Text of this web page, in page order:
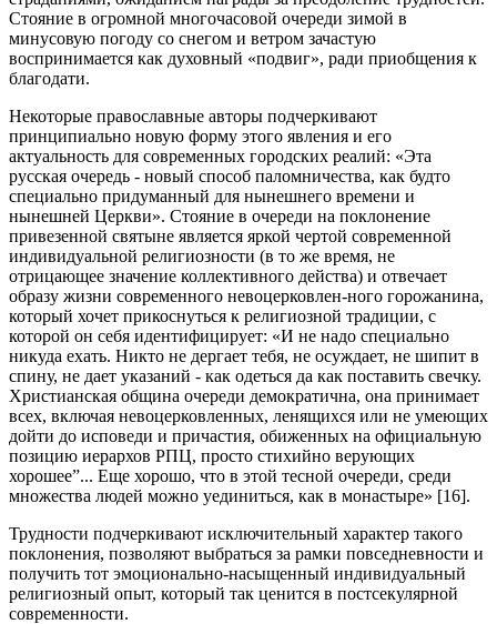
Стояние в огромной многочасовой очереди зимой в
минусовую погоду со снегом и ветром зачастую
воспринимается как духовный «подвиг», ради приобщения к
благодати.
Некоторые православные авторы подчеркивают
принципиально новую форму этого явления и его
актуальность для современных городских реалий: «Эта
русская очередь - новый способ паломничества, как будто
специально придуманный для нынешнего времени и
нынешней Церкви». Стояние в очереди на поклонение
привезенной святыне является яркой чертой современной
индивидуальной религиозности (в то же время, не
отрицающее значение коллективного действа) и отвечает
образу жизни современного невоцерковлен-ного горожанина,
который хочет прикоснуться к религиозной традиции, с
которой он себя идентифицирует: «И не надо специально
никуда ехать. Никто не дергает тебя, не осуждает, не шипит в
спину, не дает указаний - как одеться да как поставить свечку.
Христианская община очереди демократична, она принимает
всех, включая невоцерковленных, ленящихся или не умеющих
дойти до исповеди и причастия, обиженных на официальную
позицию иерархов РПЦ, просто стихийно верующих
хорошее”... Еще хорошо, что в этой тесной очереди, среди
множества людей можно уединиться, как в монастыре» [16].
Трудности подчеркивают исключительный характер такого
поклонения, позволяют выбраться за рамки повседневности и
получить тот эмоционально-насыщенный индивидуальный
религиозный опыт, который так ценится в постсекулярной
современности.